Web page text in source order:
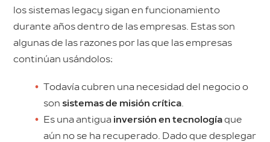
los sistemas legacy sigan en funcionamiento
durante años dentro de las empresas. Estas son
algunas de las razones por las que las empresas
continúan usándolos:
Todavía cubren una necesidad del negocio o
sonsistemas de misión crítica.
Es una antigua inversión en tecnologíaque
aún no se ha recuperado. Dado que desplegar